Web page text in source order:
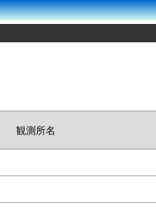
観測所名